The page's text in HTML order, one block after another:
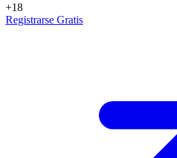
+18
Registrarse Gratis